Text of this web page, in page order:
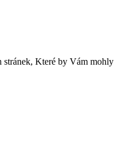
stránek, Které by Vám mohly